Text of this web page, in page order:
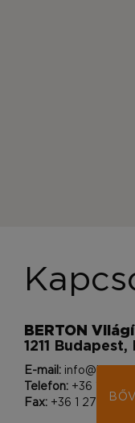
BERTON
1211
E-mail:
Telefon: +36 1 400
Fax: +36 1 276 0830